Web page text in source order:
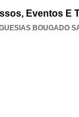
Eventos E
BOUGADO